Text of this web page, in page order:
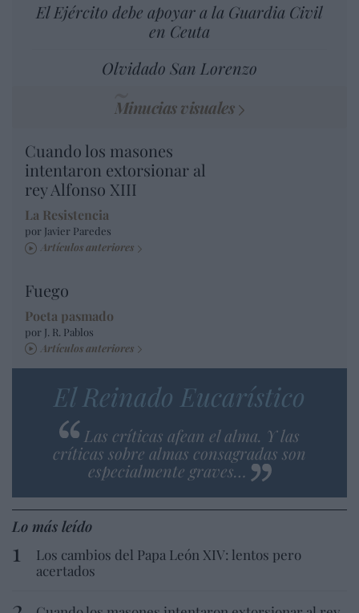
El Ejército debe apoyar a la Guardia Civil
en Ceuta
Olvidado San Lorenzo
Minucias visuales
Cuando los masones
intentaron extorsionar al
rey Alfonso XIII
La Resistencia
por Javier Paredes
Artículos anteriores
Fuego
Poeta pasmado
por J. R. Pablos
Artículos anteriores
El Reinado Eucarístico
Las críticas afean el alma. Y las
críticas sobre almas consagradas son
especialmente graves…
Lo más leído
Los cambios del Papa León XIV: lentos pero
acertados